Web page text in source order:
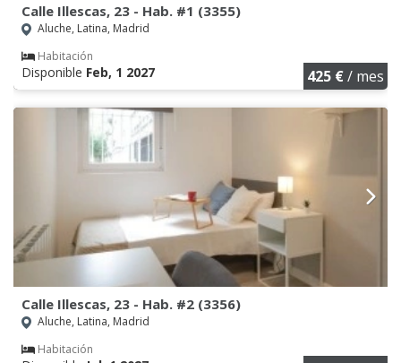
Calle Illescas, 23 - Hab. #1 (3355)
Aluche, Latina, Madrid
Habitación
Disponible Feb, 1 2027 425 €/ mes
Calle Illescas, 23 - Hab. #2 (3356)
Aluche, Latina, Madrid
Habitación